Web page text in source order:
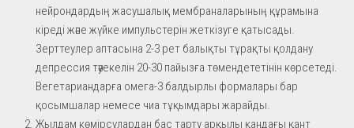
нейрондардың жасушалық мембраналарының құрамына
кіреді және жүйке импульстерін жеткізуге қатысады.
Зерттеулер аптасына 2-3 рет балықты тұрақты қолдану
депрессия тәуекелін 20-30 пайызға төмендететінін көрсетеді.
Вегетариандарға омега-3 балдырлы формалары бар
қосымшалар немесе чиа тұқымдары жарайды.
Жылдам көмірсулардан бас тарту арқылы қандағы қант